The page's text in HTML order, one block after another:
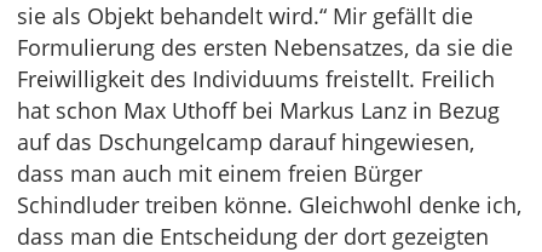
sie als Objekt behandelt wird.“ Mir gefällt die
Formulierung des ersten Nebensatzes, da sie die
Freiwilligkeit des Individuums freistellt. Freilich
hat schon Max Uthoff bei Markus Lanz in Bezug
auf das Dschungelcamp darauf hingewiesen,
dass man auch mit einem freien Bürger
Schindluder treiben könne. Gleichwohl denke ich,
dass man die Entscheidung der dort gezeigten